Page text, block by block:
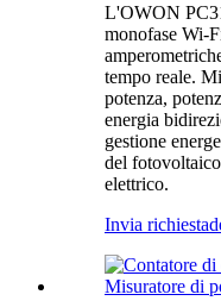
L'OWON
monofase Wi-
tempo reale.
potenza,
energia
gestione
del
elettrico.
Invia richiesta